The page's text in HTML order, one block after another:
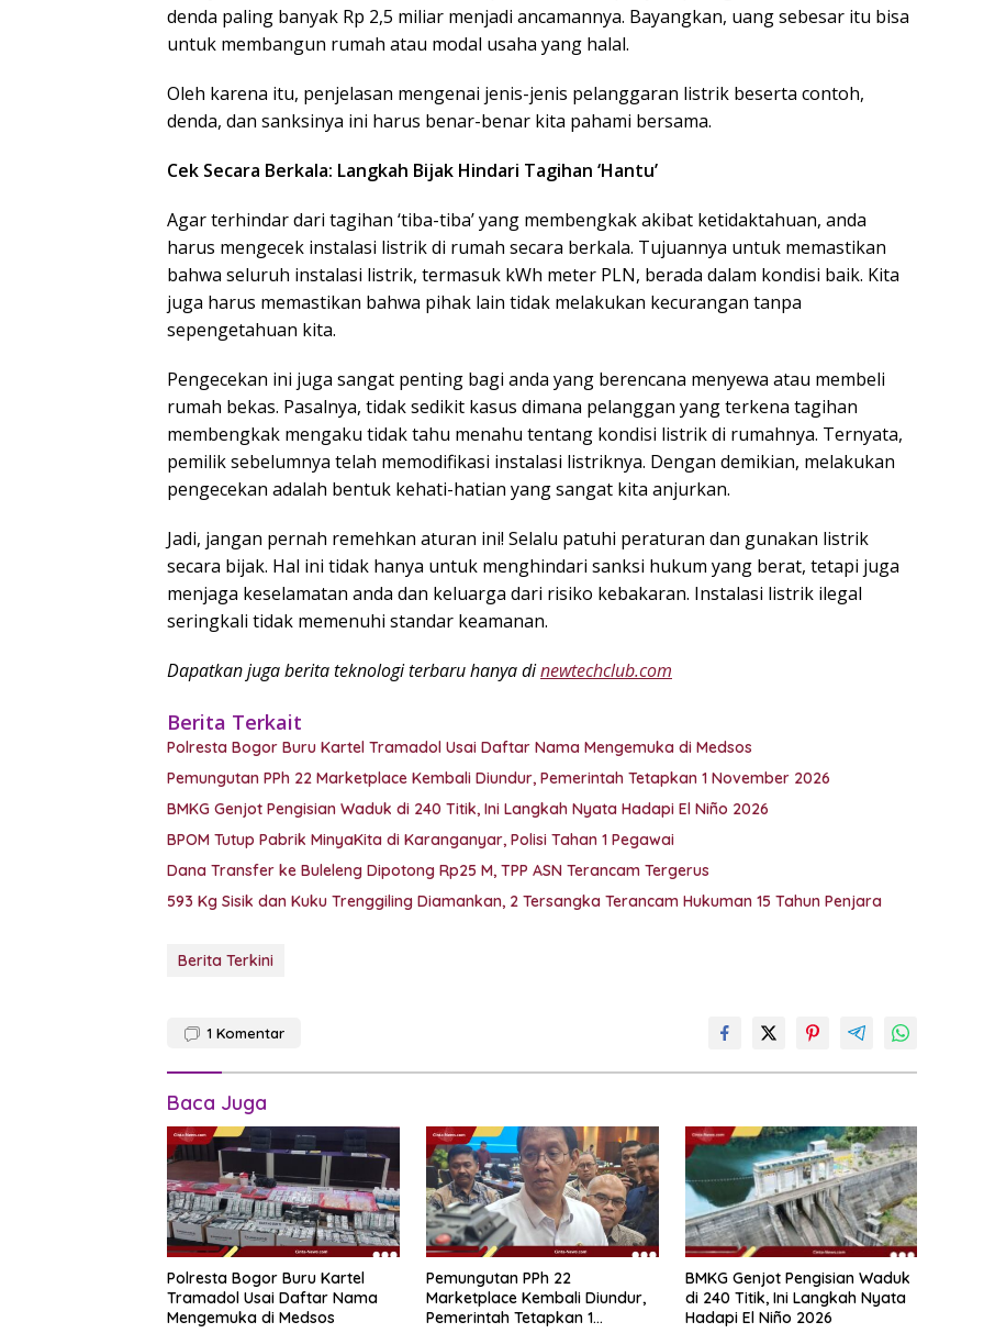
denda paling banyak Rp 2,5 miliar menjadi ancamannya. Bayangkan, uang sebesar itu bisa
untuk membangun rumah atau modal usaha yang halal.
Oleh karena itu, penjelasan mengenai jenis-jenis pelanggaran listrik beserta contoh,
denda, dan sanksinya ini harus benar-benar kita pahami bersama.
Cek Secara Berkala: Langkah Bijak Hindari Tagihan ‘Hantu’
Agar terhindar dari tagihan ‘tiba-tiba’ yang membengkak akibat ketidaktahuan, anda
harus mengecek instalasi listrik di rumah secara berkala. Tujuannya untuk memastikan
bahwa seluruh instalasi listrik, termasuk kWh meter PLN, berada dalam kondisi baik. Kita
juga harus memastikan bahwa pihak lain tidak melakukan kecurangan tanpa
sepengetahuan kita.
Pengecekan ini juga sangat penting bagi anda yang berencana menyewa atau membeli
rumah bekas. Pasalnya, tidak sedikit kasus dimana pelanggan yang terkena tagihan
membengkak mengaku tidak tahu menahu tentang kondisi listrik di rumahnya. Ternyata,
pemilik sebelumnya telah memodifikasi instalasi listriknya. Dengan demikian, melakukan
pengecekan adalah bentuk kehati-hatian yang sangat kita anjurkan.
Jadi, jangan pernah remehkan aturan ini! Selalu patuhi peraturan dan gunakan listrik
secara bijak. Hal ini tidak hanya untuk menghindari sanksi hukum yang berat, tetapi juga
menjaga keselamatan anda dan keluarga dari risiko kebakaran. Instalasi listrik ilegal
seringkali tidak memenuhi standar keamanan.
Dapatkan juga berita teknologi terbaru hanya dinewtechclub.com
Berita Terkait
Polresta Bogor Buru Kartel Tramadol Usai Daftar Nama Mengemuka di Medsos
Pemungutan PPh 22 Marketplace Kembali Diundur, Pemerintah Tetapkan 1 November 2026
BMKG Genjot Pengisian Waduk di 240 Titik, Ini Langkah Nyata Hadapi El Niño 2026
BPOM Tutup Pabrik MinyaKita di Karanganyar, Polisi Tahan 1 Pegawai
Dana Transfer ke Buleleng Dipotong Rp25 M, TPP ASN Terancam Tergerus
593 Kg Sisik dan Kuku Trenggiling Diamankan, 2 Tersangka Terancam Hukuman 15 Tahun Penjara
Berita Terkini
1 Komentar
Baca Juga
Polresta Bogor Buru Kartel
Tramadol Usai Daftar Nama
Mengemuka di Medsos
Pemungutan PPh 22
Marketplace Kembali Diundur,
Pemerintah Tetapkan 1
BMKG Genjot Pengisian Waduk
di 240 Titik, Ini Langkah Nyata
Hadapi El Niño 2026